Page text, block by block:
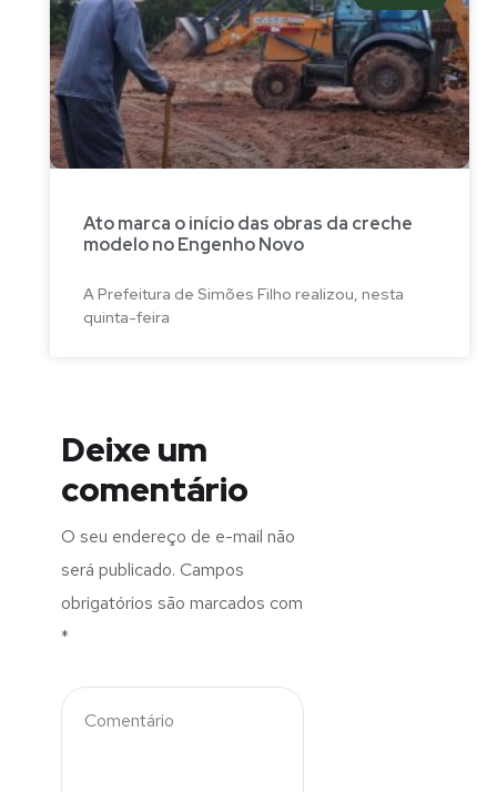
Ato marca o início das obras da creche
modelo no Engenho Novo
A Prefeitura de Simões Filho realizou, nesta
quinta-feira
Deixe um
comentário
O seu endereço de e-mail não
será publicado. Campos
obrigatórios são marcados com
*